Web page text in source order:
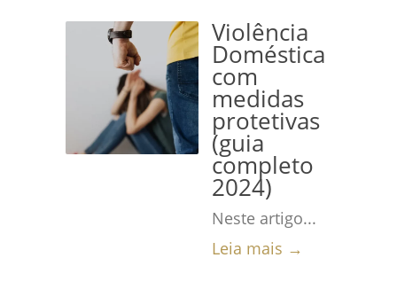
Violência
Doméstica
com
medidas
protetivas
(guia
completo
2024)
Neste artigo...
Leia mais →